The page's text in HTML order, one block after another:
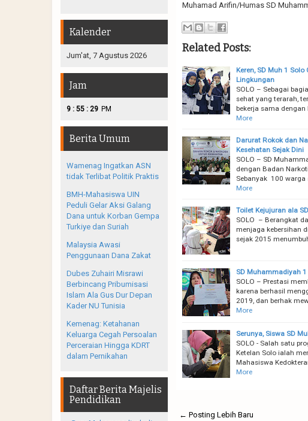
Muhamad Arifin/Humas SD
Related Posts:
Keren, SD Muh 1
Lingkungan
SOLO – Sebagai
sehat yang terarah,
bekerja sama dengan
More
Darurat Rokok dan
Kesehatan Sejak Dini
SOLO – SD
dengan Badan
Sebanyak 100 warga
More
Toilet Kejujuran ala
SOLO – Berangkat
menjaga kebersihan
sejak 2015
SD Muhammadiyah 1
SOLO – Prestasi
karena berhasil
2019, dan berhak
More
Serunya, Siswa SD
SOLO - Salah satu
Ketelan Solo ialah
Mahasiswa
More
← Posting Lebih Baru
Kalender
Jum'at, 7 Agustus 2026
Jam
9 : 55 : 30 PM
Berita Umum
Wamenag Ingatkan ASN
tidak Terlibat Politik Praktis
BMH-Mahasiswa UIN
Peduli Gelar Aksi Galang
Dana untuk Korban Gempa
Turkiye dan Suriah
Malaysia Awasi
Penggunaan Dana Zakat
Dubes Zuhairi Misrawi
Berbincang Pribumisasi
Islam Ala Gus Dur Depan
Kader NU Tunisia
Kemenag: Ketahanan
Keluarga Cegah Persoalan
Perceraian Hingga KDRT
dalam Pernikahan
Daftar Berita Majelis
Pendidikan